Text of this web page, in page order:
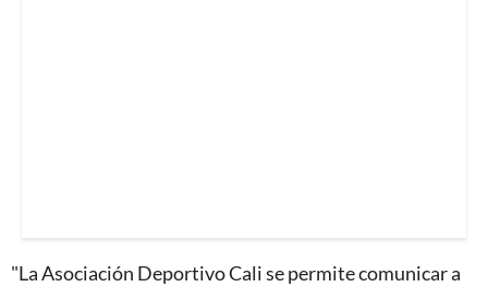
"La Asociación Deportivo Cali se permite comunicar a